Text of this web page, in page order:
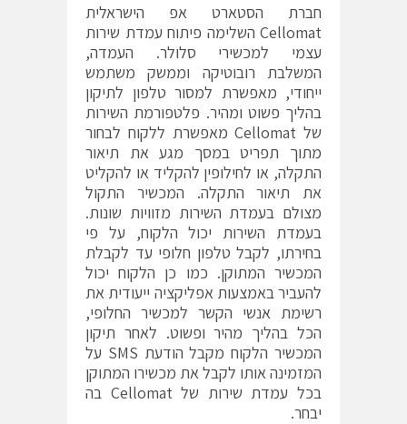
חברת הסטארט אפ הישראלית
Cellomat השלימה פיתוח עמדת שירות
עצמי למכשירי סלולר. העמדה,
המשלבת רובוטיקה וממשק משתמש
ייחודי, מאפשרת למסור טלפון לתיקון
בהליך פשוט ומהיר. פלטפורמת השירות
של Cellomat מאפשרת ללקוח לבחור
מתוך תפריט במסך מגע את תיאור
התקלה, או לחילופין להקליד או להקליט
את תיאור התקלה. המכשיר התקול
מצולם בעמדת השירות מזוויות שונות.
בעמדת השירות יכול הלקוח, על פי
בחירתו, לקבל טלפון חלופי עד לקבלת
המכשיר המתוקן. כמו כן הלקוח יכול
להעביר באמצעות אפליקציה ייעודית את
רשימת אנשי הקשר למכשיר החלופי,
הכל בהליך מהיר ופשוט. לאחר תיקון
המכשיר הלקוח מקבל הודעת SMS על
המזמינה אותו לקבל את מכשירו המתוקן
בכל עמדת שירות של Cellomat בה
יבחר.